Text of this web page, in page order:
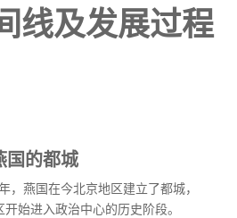
线及发展过程
国的都城
，燕国在今北京地区建立了都城，
始进入政治中心的历史阶段。